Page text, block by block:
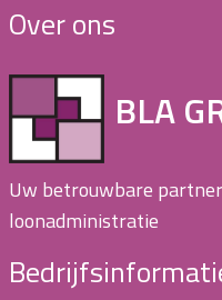
Over ons
BLA
Uw betrouwbare
loonadministratie